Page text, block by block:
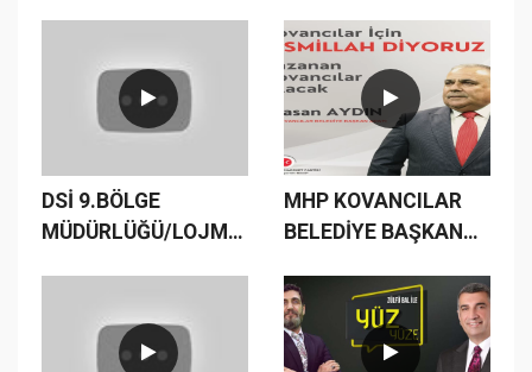
DSİ 9.BÖLGE
MÜDÜRLÜĞÜ/LOJMANLAR/KAMUDA
LOJMAN
MHP KOVANCILAR
BELEDİYE BAŞKAN
NOKTAYI KOYDU